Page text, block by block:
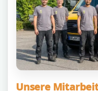
Unsere